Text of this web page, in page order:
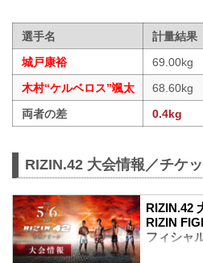
選手名 計量結果
城戸康裕
69.00kg
木村“ケルベロス”颯太
68.60kg
両者の差
0.4kg
RIZIN.42 大会情報／チケ
RIZIN.42
RIZIN
フィシャ